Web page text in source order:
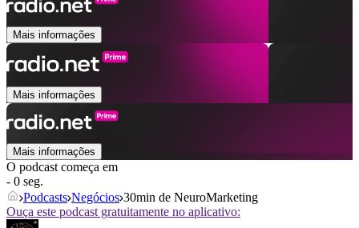
Mais informações
Mais informações
Mais informações
O podcast começa em
- 0 seg.
Podcasts Negócios 30min de NeuroMarketing
Ouça este podcast gratuitamente no aplicativo: